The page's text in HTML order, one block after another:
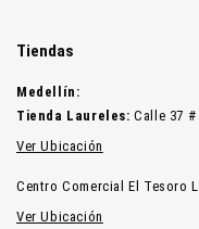
Tiendas
Medellín:
Tienda Laureles: Calle 37
Ver Ubicación
Centro Comercial El Tesoro
Ver Ubicación